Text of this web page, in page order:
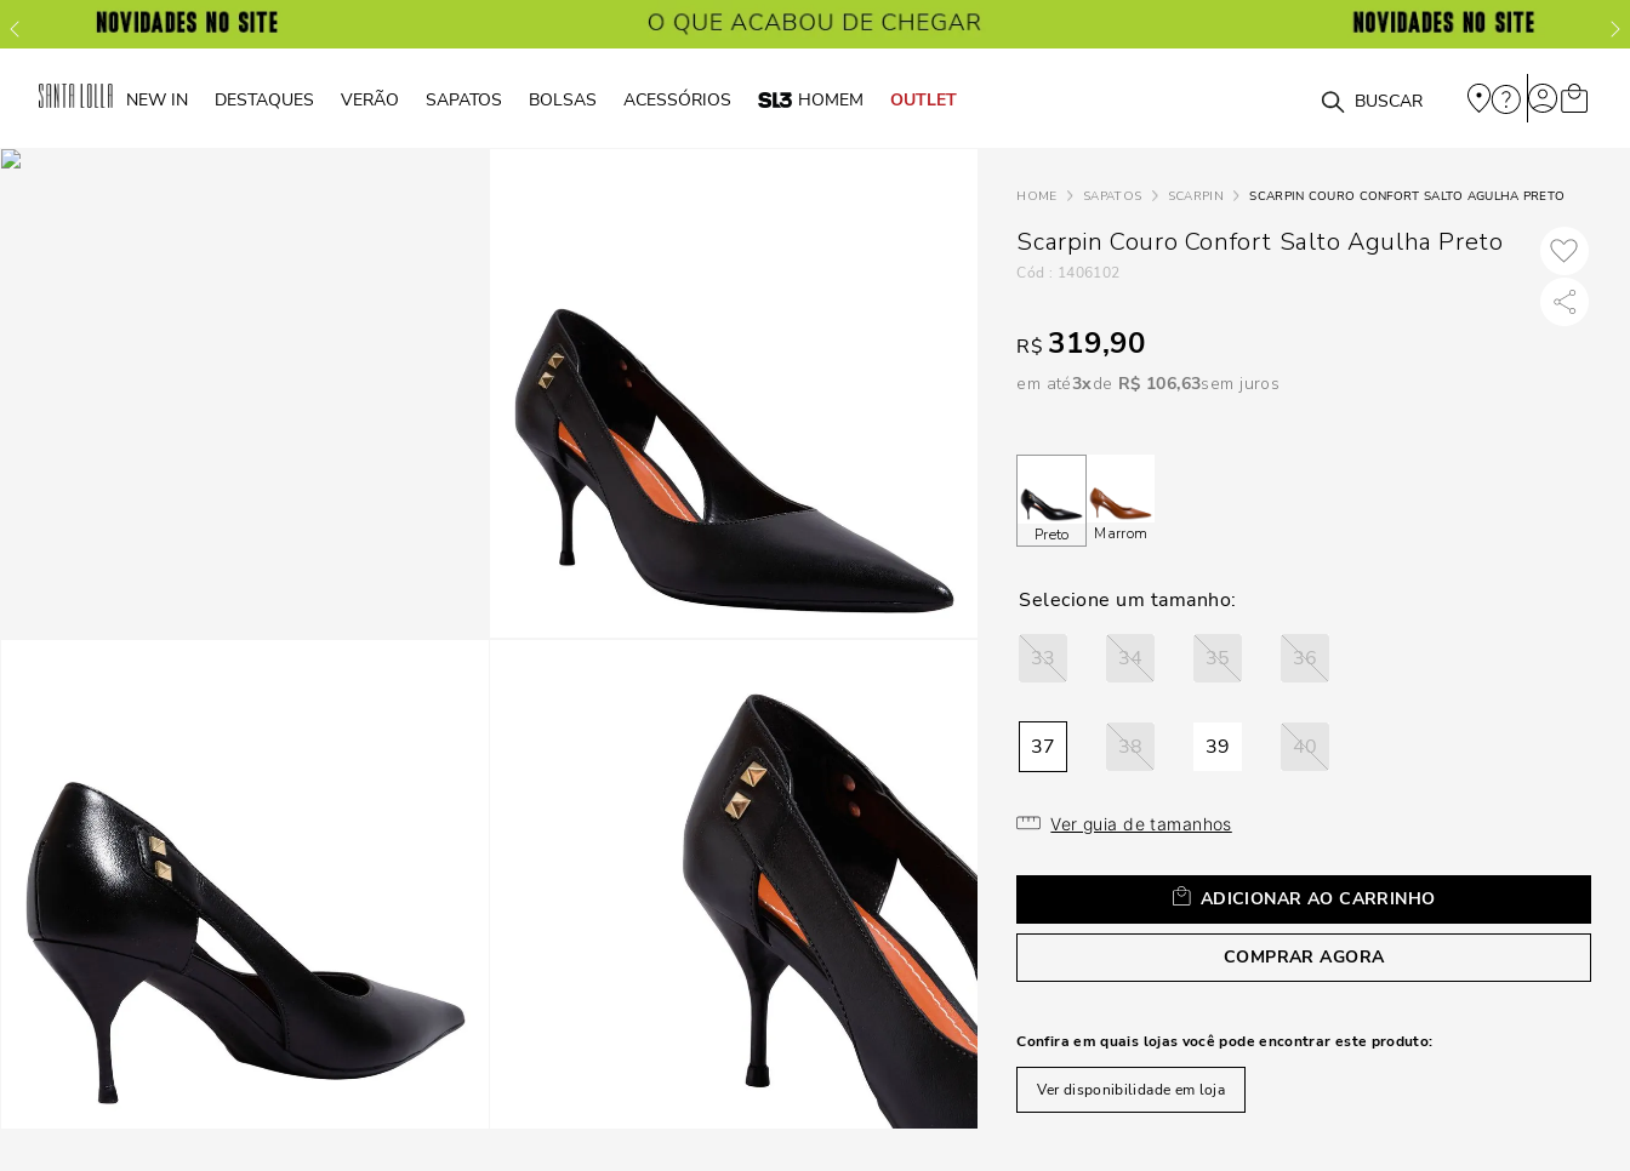
NEW IN DESTAQUES VERÃO SAPATOS BOLSAS ACESSÓRIOS HOMEM OUTLET O que você está procurando?
SAPATOS SCARPIN SCARPIN COURO CONFORT SALTO AGULHA PRETO
Scarpin Couro Confort Salto Agulha Preto
: 1406102
R$ 319,90
em até3 R$ 106,63sem juros
Preto Marrom
33 34 35 36
37 38 39 40
Ver guia de tamanhos
ADICIONAR AO CARRINHO
COMPRAR AGORA
Confira em quais lojas você pode encontrar este produto:
Ver disponibilidade em loja